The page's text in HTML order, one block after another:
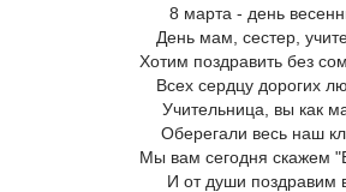
8 марта - день
День мам, сестер,
Хотим поздравить без
Всех сердцу дорогих
Учительница, вы как
Оберегали весь наш
Мы вам сегодня скажем
И от души поздравим